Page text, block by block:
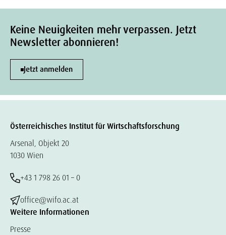
Keine Neuigkeiten mehr verpassen. Jetzt
Newsletter abonnieren!
Jetzt anmelden
Österreichisches Institut für Wirtschaftsforschung
Arsenal, Objekt 20
1030 Wien
+43 1 798 26 01 – 0
office@wifo.ac.at
Weitere Informationen
Presse